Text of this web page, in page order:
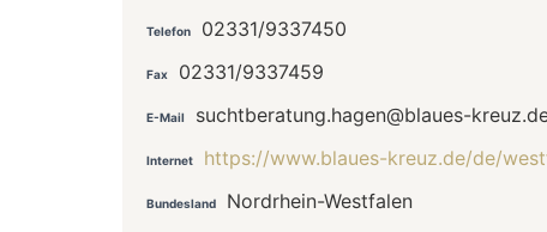
Telefon 02331/9337450
Fax 02331/9337459
E-Mail suchtberatung.hagen@blaues-
Internet https://www.blaues-kreuz.de/de/
Bundesland Nordrhein-Westfalen